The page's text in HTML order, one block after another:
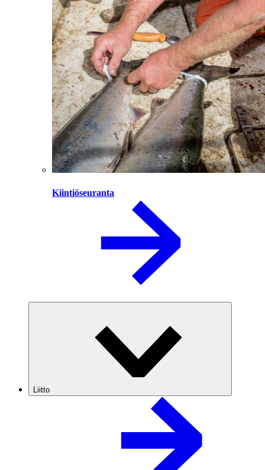
Kiintiöseuranta
Liitto